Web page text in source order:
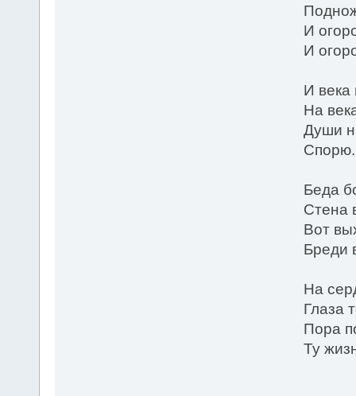
И
И
И века
На
Души
Беда
Стена
Boт
Бреди
На
Глаза
Пора
Ту